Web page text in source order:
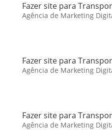
Fazer site para
Agência de Marketing
Fazer site para
Agência de Marketing
Fazer site para
Agência de Marketing